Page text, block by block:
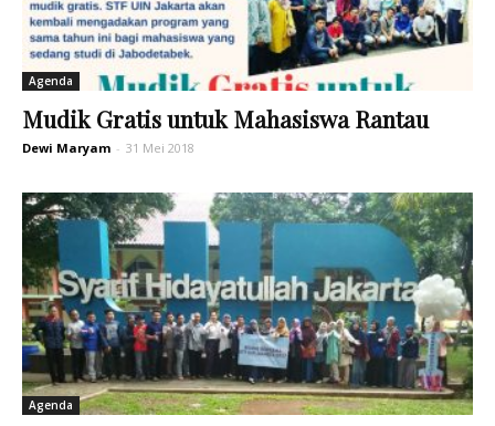
Agenda
Mudik Gratis untuk Mahasiswa Rantau
Dewi Maryam - 31 Mei 2018
Agenda